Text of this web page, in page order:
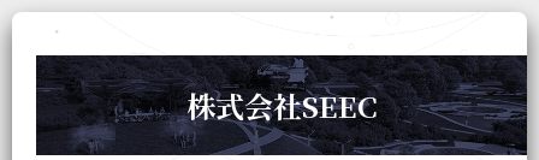
株式会社SEEC